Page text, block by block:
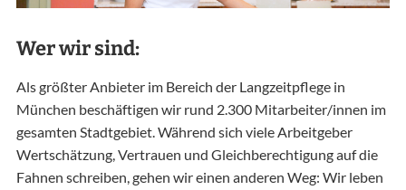
Wer wir sind:
Als größter Anbieter im Bereich der Langzeitpflege in
München beschäftigen wir rund 2.300 Mitarbeiter/innen im
gesamten Stadtgebiet. Während sich viele Arbeitgeber
Wertschätzung, Vertrauen und Gleichberechtigung auf die
Fahnen schreiben, gehen wir einen anderen Weg: Wir leben